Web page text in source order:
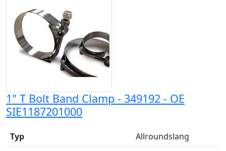
1" T Bolt Band Clamp - 349192 - OE
SIE1187201000
Typ
Allroundslang